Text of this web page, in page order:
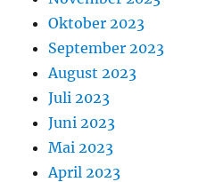
Oktober 2023
September 2023
August 2023
Juli 2023
Juni 2023
Mai 2023
April 2023